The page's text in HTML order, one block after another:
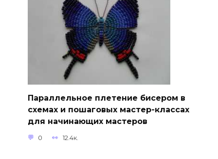
Параллельное плетение бисером в
схемах и пошаговых мастер-классах
для начинающих мастеров
0 12.4к.